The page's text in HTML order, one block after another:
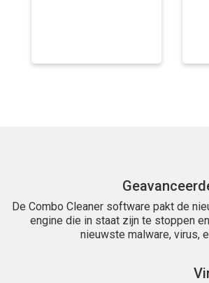
De Combo Cleaner software pakt de
engine die in staat zijn te stoppen
nieuwste malware, virus,